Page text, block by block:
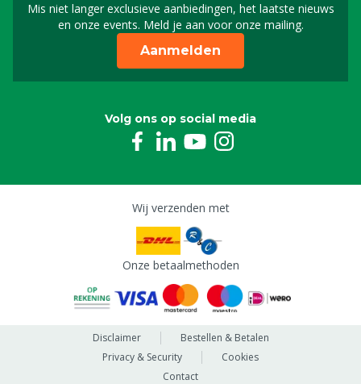
Mis niet langer exclusieve aanbiedingen, het laatste nieuws
en onze events. Meld je aan voor onze mailing.
Schrijf je in voor onze
Aanmelden
Volg ons op social media
Wij verzenden met
Onze betaalmethoden
Disclaimer
Bestellen & Betalen
Privacy & Security
Cookies
Contact